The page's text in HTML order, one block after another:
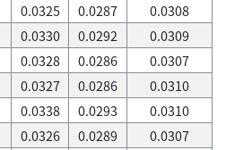
0.0325 0.0287
0.0308
0.0330 0.0292
0.0309
0.0328 0.0286
0.0307
0.0327 0.0286
0.0310
0.0338 0.0293
0.0310
0.0326 0.0289
0.0307